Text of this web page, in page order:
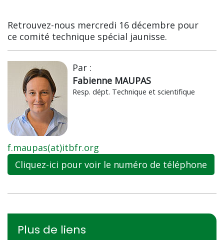
Retrouvez-nous mercredi 16 décembre pour
ce comité technique spécial jaunisse.
Par :
Fabienne MAUPAS
Resp. dépt. Technique et scientifique
f.maupas(at)itbfr.org
Cliquez-ici pour voir le numéro de téléphone
Plus de liens